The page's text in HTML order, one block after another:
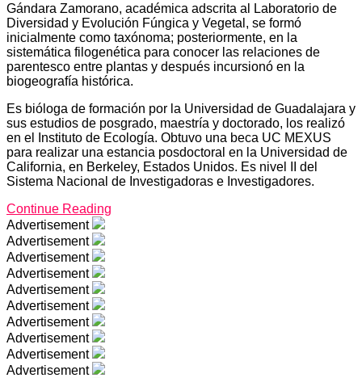
Gándara Zamorano, académica adscrita al Laboratorio de
Diversidad y Evolución Fúngica y Vegetal, se formó
inicialmente como taxónoma; posteriormente, en la
sistemática filogenética para conocer las relaciones de
parentesco entre plantas y después incursionó en la
biogeografía histórica.
Es bióloga de formación por la Universidad de Guadalajara y
sus estudios de posgrado, maestría y doctorado, los realizó
en el Instituto de Ecología. Obtuvo una beca UC MEXUS
para realizar una estancia posdoctoral en la Universidad de
California, en Berkeley, Estados Unidos. Es nivel II del
Sistema Nacional de Investigadoras e Investigadores.
Continue Reading
Advertisement
Advertisement
Advertisement
Advertisement
Advertisement
Advertisement
Advertisement
Advertisement
Advertisement
Advertisement